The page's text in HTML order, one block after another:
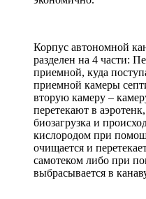
Корпус автономной
разделен на 4 части:
приемной, куда
приемной камеры
вторую камеру –
перетекают в
биозагрузка и
кислородом при
очищается и
самотеком либо при
выбрасывается в